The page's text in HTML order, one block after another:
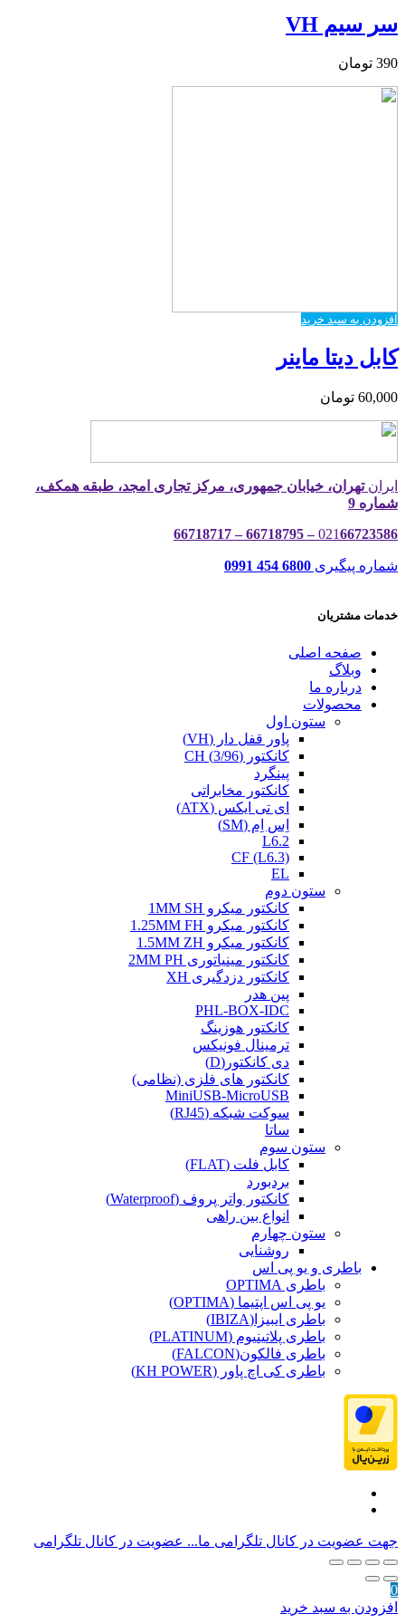
سر سیم VH
390 تومان
افزودن به سبد خرید
کابل دیتا ماینر
60,000 تومان
ایرانتهران، خیابان جمهوری، مرکز تجاری امجد، طبقه همکف،
شماره 9
02166723586 – 66718795 – 66718717
شماره پیگیری 6800 454 0991
خدمات مشتریان
صفحه اصلی
وبلاگ
درباره ما
محصولات
ستون اول
پاور قفل دار (VH)
کانکتور (3/96) CH
پینگرد
کانکتور مخابراتی
ای تی ایکس (ATX)
اِس اِم (SM)
L6.2
CF (L6.3)
EL
ستون دوم
کانکتور میکرو 1MM SH
کانکتور میکرو 1.25MM FH
کانکتور میکرو 1.5MM ZH
کانکتور مینیاتوری 2MM PH
کانکتور دزدگیری XH
پین هدر
PHL-BOX-IDC
کانکتور هوزینگ
ترمینال فونیکس
دی کانکتور(D)
کانکتور های فلزی (نظامی)
MiniUSB-MicroUSB
سوکت شبکه (RJ45)
ساتا
ستون سوم
کابل فلت (FLAT)
بردبورد
کانکتور واتر پروف (Waterproof)
انواع بین راهی
ستون چهارم
روشنایی
باطری و یو پی اس
باطری OPTIMA
یو پی اس اپتیما (OPTIMA)
باطری ایبیزا(IBIZA)
باطری پلاتینیوم (PLATINUM)
باطری فالکون(FALCON)
باطری کی اچ پاور (KH POWER)
جهت عضویت در کانال تلگرامی ما... عضویت در کانال تلگرامی
0
افزودن به سبد خرید